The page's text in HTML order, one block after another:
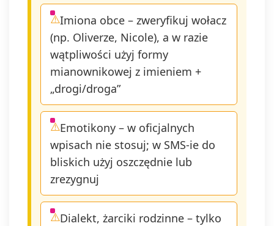
Imiona obce – zweryfikuj wołacz
(np. Oliverze, Nicole), a w razie
wątpliwości użyj formy
mianownikowej z imieniem +
„drogi/droga”
Emotikony – w oficjalnych
wpisach nie stosuj; w SMS-ie do
bliskich użyj oszczędnie lub
zrezygnuj
Dialekt, żarciki rodzinne – tylko